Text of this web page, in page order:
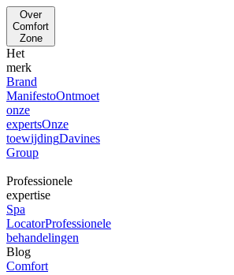
Over
Comfort
Zone
Het
merk
Brand
ManifestoOntmoet
onze
expertsOnze
toewijdingDavines
Group
Professionele
expertise
Spa
LocatorProfessionele
behandelingen
Blog
Comfort